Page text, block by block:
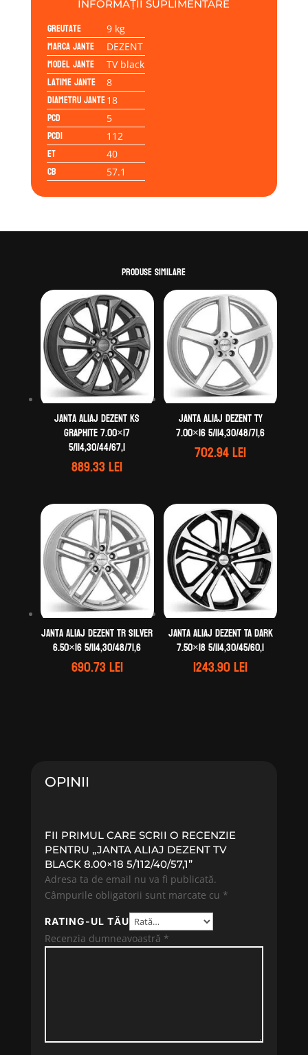
INFORMAȚII SUPLIMENTARE
Greutate 9 kg
Marca jante DEZENT
Model jante TV black
Latime jante 8
Diametru jante18
PCD 5
PCD1 112
ET 40
CB 57.1
Produse similare
Janta aliaj DEZENT KS
graphite 7.00×17
5/114,30/44/67,1
889.33lei
Janta aliaj DEZENT TY
7.00×16 5/114,30/48/71,6
702.94lei
Janta aliaj DEZENT TR silver
6.50×16 5/114,30/48/71,6
690.73lei
Janta aliaj DEZENT TA dark
7.50×18 5/114,30/45/60,1
1243.90lei
OPINII
FII PRIMUL CARE SCRII O RECENZIE
PENTRU „JANTA ALIAJ DEZENT TV
BLACK 8.00×18 5/112/40/57,1”
Adresa ta de email nu va fi publicată.
Câmpurile obligatorii sunt marcate cu *
RATING-UL TĂU
Recenzia dumneavoastră *